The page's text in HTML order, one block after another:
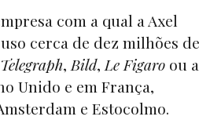
com a qual a Axel
cerca de dez milhões de
, Bild, Le Figaro ou a
Unido e em França,
e Estocolmo.